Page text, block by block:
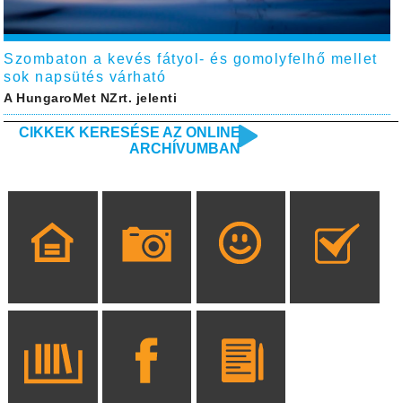
Szombaton a kevés fátyol- és gomolyfelhő mellet
sok napsütés várható
A HungaroMet NZrt. jelenti
CIKKEK KERESÉSE AZ ONLINE
ARCHÍVUMBAN